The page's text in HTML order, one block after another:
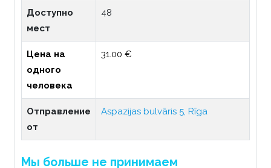
Доступно
мест
48
Цена на
одного
человека
31.00 €
Отправление
от
Aspazijas bulvāris 5, Rīga
Мы больше не принимаем